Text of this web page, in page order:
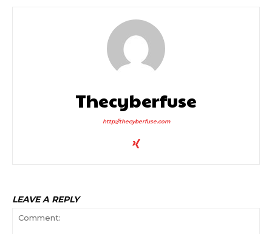
Thecyberfuse
http://thecyberfuse.com
LEAVE A REPLY